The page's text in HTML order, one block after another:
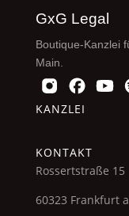
GxG Legal
Boutique-Kanzlei
Main.
KANZLEI
KONTAKT
Rossertstraße 15
60323 Frankfurt